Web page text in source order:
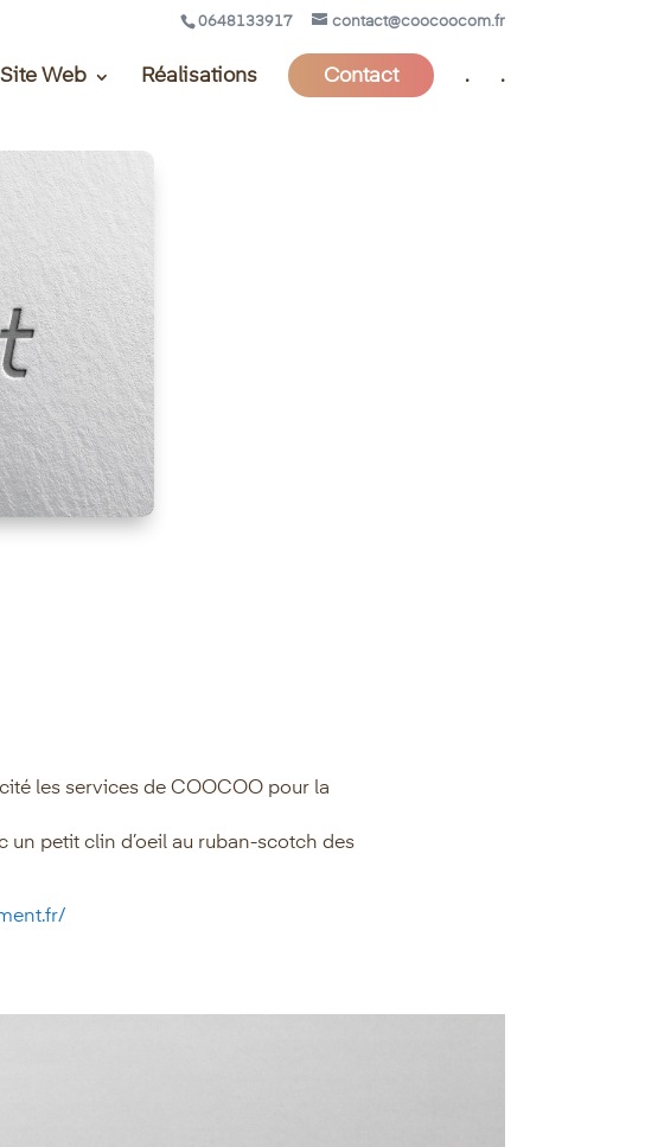
0648133917 contact@coocoocom.fr
Web Réalisations Contact . .
les services de COOCOO pour la
un petit clin d’oeil au ruban-scotch des